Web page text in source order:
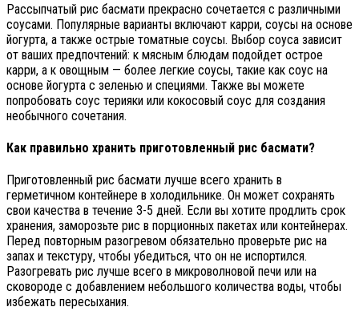
Рассыпчатый рис басмати прекрасно сочетается с различными
соусами. Популярные варианты включают карри, соусы на основе
йогурта, а также острые томатные соусы. Выбор соуса зависит
от ваших предпочтений: к мясным блюдам подойдет острое
карри, а к овощным — более легкие соусы, такие как соус на
основе йогурта с зеленью и специями. Также вы можете
попробовать соус терияки или кокосовый соус для создания
необычного сочетания.
Как правильно хранить приготовленный рис басмати?
Приготовленный рис басмати лучше всего хранить в
герметичном контейнере в холодильнике. Он может сохранять
свои качества в течение 3-5 дней. Если вы хотите продлить срок
хранения, заморозьте рис в порционных пакетах или контейнерах.
Перед повторным разогревом обязательно проверьте рис на
запах и текстуру, чтобы убедиться, что он не испортился.
Разогревать рис лучше всего в микроволновой печи или на
сковороде с добавлением небольшого количества воды, чтобы
избежать пересыхания.